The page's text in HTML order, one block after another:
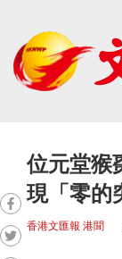
位元堂猴
現「零的
香港文匯報 港聞